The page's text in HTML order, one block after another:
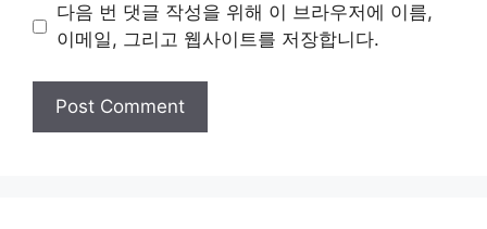
다음 번 댓글 작성을 위해 이 브라우저에 이름,
이메일, 그리고 웹사이트를 저장합니다.